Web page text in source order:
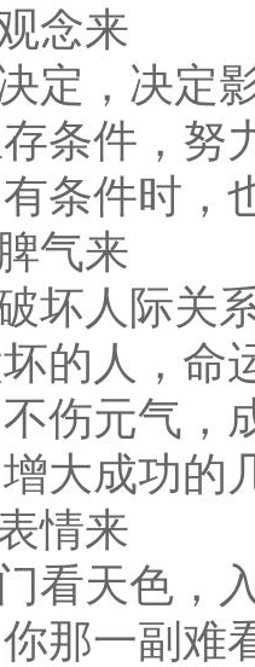
念来
定，决定
条件，努
条件时，
气来
坏人际关
的人，命
伤元气，
大成功的
情来
看天色，
那一副难